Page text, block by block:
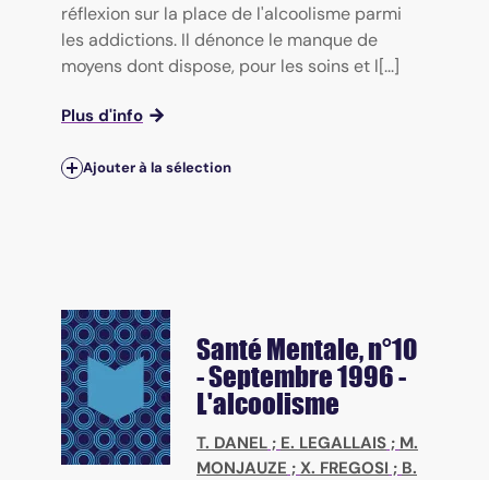
réflexion sur la place de l'alcoolisme parmi
les addictions. Il dénonce le manque de
moyens dont dispose, pour les soins et l[...]
Plus d'info
Ajouter à la sélection
Santé Mentale, n°10
- Septembre 1996 -
L'alcoolisme
T. DANEL ; E. LEGALLAIS ; M.
MONJAUZE ; X. FREGOSI ; B.